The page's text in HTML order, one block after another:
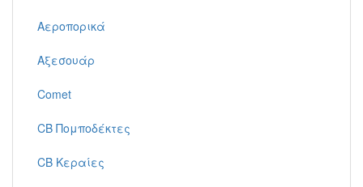
Αεροπορικά
Αξεσουάρ
Comet
CB Πομποδέκτες
CB Κεραίες